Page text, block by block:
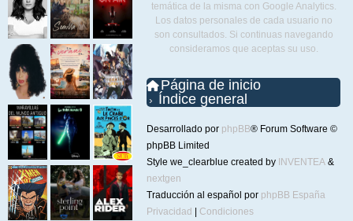
temática de la misma con Google Analytics.
Los datos personales de cada usuario no
son consultados. Si continuas navegando
consideramos que aceptas su uso.
Página de inicio
Índice general
Desarrollado por phpBB® Forum Software ©
phpBB Limited
Style we_clearblue created by INVENTEA &
nextgen
Traducción al español por phpBB España
Privacidad
Condiciones